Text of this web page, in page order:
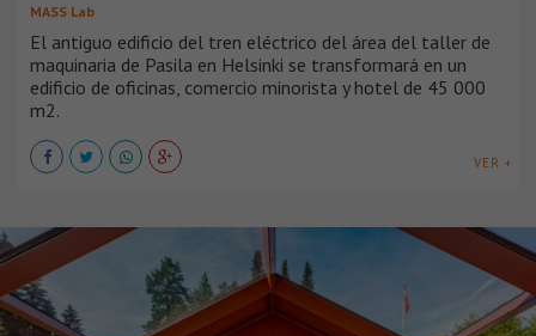
MASS Lab
El antiguo edificio del tren eléctrico del área del taller de
maquinaria de Pasila en Helsinki se transformará en un
edificio de oficinas, comercio minorista y hotel de 45 000
m2.
VER +